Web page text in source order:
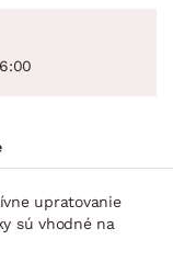
upratovanie
sú vhodné na